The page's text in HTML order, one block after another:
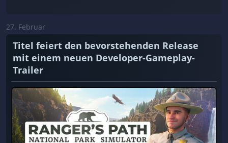
27. Februar
Titel feiert den bevorstehenden Release
mit einem neuen Developer-Gameplay-
Trailer